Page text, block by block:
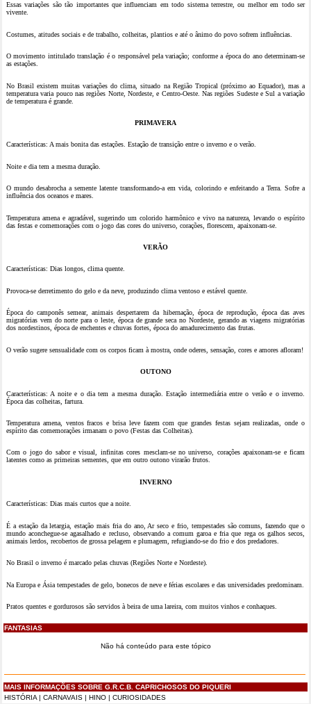
Essas variações são tão importantes que influenciam em todo sistema terrestre, ou melhor em todo ser
vivente.
Costumes, atitudes sociais e de trabalho, colheitas, plantios e até o ânimo do povo sofrem influências.
O movimento intitulado translação é o responsável pela variação; conforme a época do ano determinam-se
as estações.
No Brasil existem muitas variações do clima, situado na Região Tropical (próximo ao Equador), mas a
temperatura varia pouco nas regiões Norte, Nordeste, e Centro-Oeste. Nas regiões Sudeste e Sul a variação
de temperatura é grande.
PRIMAVERA
Características: A mais bonita das estações. Estação de transição entre o inverno e o verão.
Noite e dia tem a mesma duração.
O mundo desabrocha a semente latente transformando-a em vida, colorindo e enfeitando a Terra. Sofre a
influência dos oceanos e mares.
Temperatura amena e agradável, sugerindo um colorido harmônico e vivo na natureza, levando o espírito
das festas e comemorações com o jogo das cores do universo, corações, florescem, apaixonam-se.
VERÃO
Características: Dias longos, clima quente.
Provoca-se derretimento do gelo e da neve, produzindo clima ventoso e estável quente.
Época do camponês semear, animais despertarem da hibernação, época de reprodução, época das aves
migratórias vem do norte para o leste, época de grande seca no Nordeste, gerando as viagens migratórias
dos nordestinos, época de enchentes e chuvas fortes, época do amadurecimento das frutas.
O verão sugere sensualidade com os corpos ficam à mostra, onde oderes, sensação, cores e amores afloram!
OUTONO
Características: A noite e o dia tem a mesma duração. Estação intermediária entre o verão e o inverno.
Época das colheitas, fartura.
Temperatura amena, ventos fracos e brisa leve fazem com que grandes festas sejam realizadas, onde o
espírito das comemorações irmanam o povo (Festas das Colheitas).
Com o jogo do sabor e visual, infinitas cores mesclam-se no universo, corações apaixonam-se e ficam
latentes como as primeiras sementes, que em outro outono virarão frutos.
INVERNO
Características: Dias mais curtos que a noite.
É a estação da letargia, estação mais fria do ano, Ar seco e frio, tempestades são comuns, fazendo que o
mundo aconchegue-se agasalhado e recluso, observando a comum garoa e fria que rega os galhos secos,
animais lerdos, recobertos de grossa pelagem e plumagem, refugiando-se do frio e dos predadores.
No Brasil o inverno é marcado pelas chuvas (Regiões Norte e Nordeste).
Na Europa e Ásia tempestades de gelo, bonecos de neve e férias escolares e das universidades predominam.
Pratos quentes e gordurosos são servidos à beira de uma lareira, com muitos vinhos e conhaques.
FANTASIAS
Não há conteúdo para este tópico
MAIS INFORMAÇÕES SOBRE G.R.C.B. CAPRICHOSOS DO PIQUERI
HISTÓRIA | CARNAVAIS | HINO | CURIOSIDADES